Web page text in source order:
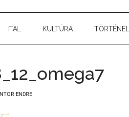
ITAL KULTÚRA
ENDRE